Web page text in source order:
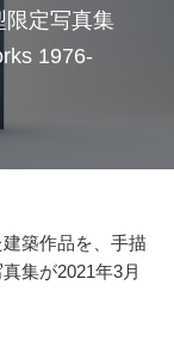
定写真集
1976-
築作品を、⼿描
集が2021年3⽉